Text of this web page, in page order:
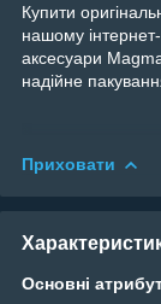
Купити
нашому
аксесуари
надійне
Приховати
Основні